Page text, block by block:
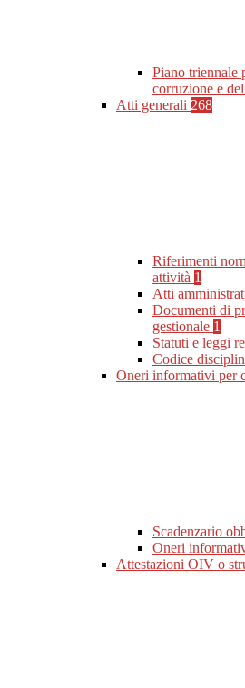
Piano triennale
corruzione e
Atti generali 268
Riferimenti
attività 1
Atti
Documenti di
gestionale 1
Statuti e leggi
Codice
Oneri informativi per
Scadenzario
Oneri
Attestazioni OIV o